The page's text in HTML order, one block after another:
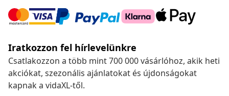
Iratkozzon fel hírlevelünkre
Csatlakozzon a több mint 700 000 vásárlóhoz, akik heti
akciókat, szezonális ajánlatokat és újdonságokat
kapnak a vidaXL-től.